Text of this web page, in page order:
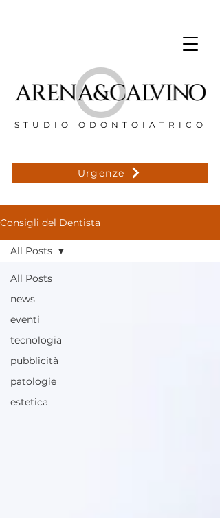
STUDIO ODONTOIATRICO
Urgenze
Consigli del Dentista
All Posts
news
eventi
tecnologia
pubblicità
patologie
estetica
All Posts